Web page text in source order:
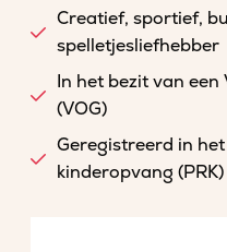
Creatief, sportief,
spelletjesliefhebber
In het bezit van
(VOG)
Geregistreerd in
kinderopvang (PRK)